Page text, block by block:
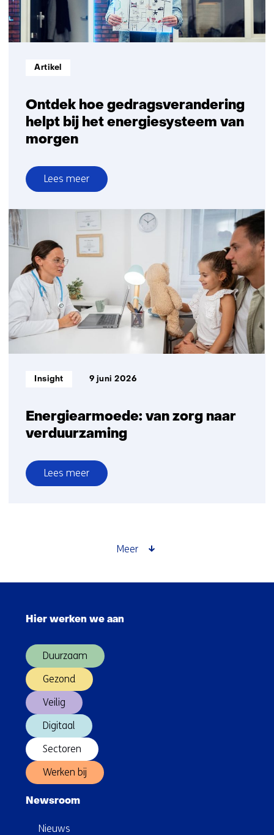
Ontdek hoe gedragsverandering
helpt bij het energiesysteem van
morgen
Informatietype:
Artikel
Lees meer
over
Ontdek
gedragsverandering
helpt
bij
het
energiesysteem
van
morgen
Energiearmoede: van zorg naar
verduurzaming
Informatietype:
Insight 9 juni 2026
Lees meer
over
Meer
Hier werken we aan
Duurzaam
Gezond
Veilig
Digitaal
Sectoren
Werken bij
Newsroom
Nieuws